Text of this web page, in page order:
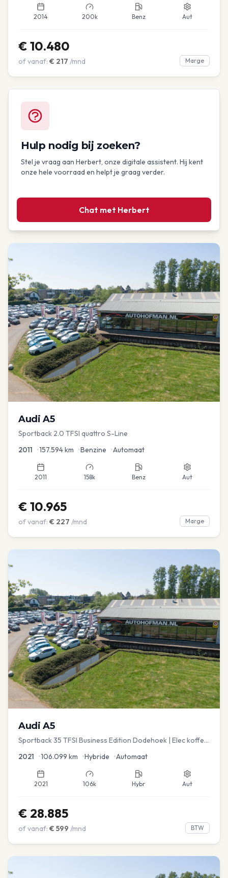
2014 200k Benz Aut
€ 10.480
of vanaf: € 217 /mnd Marge
Hulp nodig bij zoeken?
Stel je vraag aan Herbert, onze digitale assistent. Hij kent
onze hele voorraad en helpt je graag verder.
Chat met Herbert
Audi A5
Sportback 2.0 TFSI quattro S-Line
2011 •157.594km •Benzine •Automaat
2011 158k Benz Aut
€ 10.965
of vanaf: € 227 /mnd Marge
Audi A5
Sportback 35 TFSI Business Edition Dodehoek | Elec koffer
2021 •106.099 km •Hybride •Automaat
2021 106k Hybr Aut
€ 28.885
of vanaf: € 599 /mnd BTW